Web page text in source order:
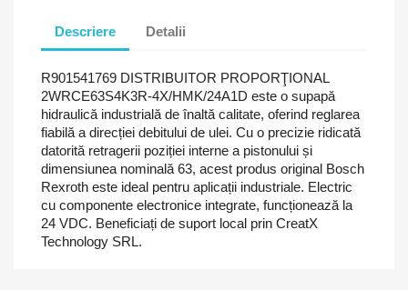
Descriere Detalii
R901541769 DISTRIBUITOR PROPORŢIONAL
2WRCE63S4K3R-4X/HMK/24A1D este o supapă
hidraulică industrială de înaltă calitate, oferind reglarea
fiabilă a direcției debitului de ulei. Cu o precizie ridicată
datorită retragerii poziției interne a pistonului și
dimensiunea nominală 63, acest produs original Bosch
Rexroth este ideal pentru aplicații industriale. Electric
cu componente electronice integrate, funcționează la
24 VDC. Beneficiați de suport local prin CreatX
Technology SRL.